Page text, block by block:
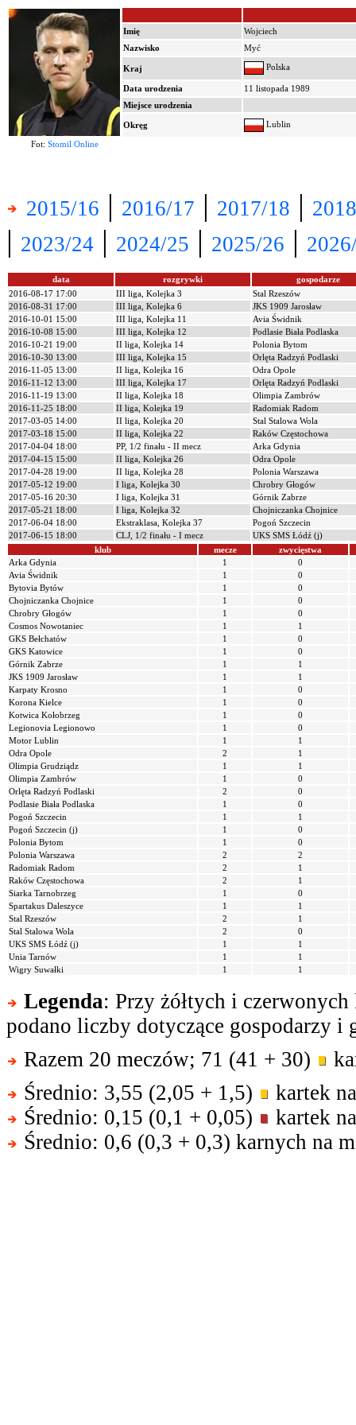
Imię
Wojciech
Nazwisko
Myć
Kraj Polska
Data urodzenia
11 listopada 1989
Miejsce urodzenia
Okręg Lublin
Fot: Stomil Online
2015/16 | 2016/17 | 2017/18 |
| 2023/24 | 2024/25 | 2025/26 |
data rozgrywki
gospodarze
2016-08-17 17:00
III liga, Kolejka 3
Stal Rzeszów
2016-08-31 17:00
III liga, Kolejka 6
JKS 1909 Jarosław
2016-10-01 15:00
III liga, Kolejka 11
Avia Świdnik
2016-10-08 15:00
III liga, Kolejka 12
Podlasie Biała Podlaska
2016-10-21 19:00
II liga, Kolejka 14
Polonia Bytom
2016-10-30 13:00
III liga, Kolejka 15
Orlęta Radzyń Podlaski
2016-11-05 13:00
II liga, Kolejka 16
Odra Opole
2016-11-12 13:00
III liga, Kolejka 17
Orlęta Radzyń Podlaski
2016-11-19 13:00
II liga, Kolejka 18
Olimpia Zambrów
2016-11-25 18:00
II liga, Kolejka 19
Radomiak Radom
2017-03-05 14:00
II liga, Kolejka 20
Stal Stalowa Wola
2017-03-18 15:00
II liga, Kolejka 22
Raków Częstochowa
2017-04-04 18:00
PP, 1/2 finału - II mecz
Arka Gdynia
2017-04-15 15:00
II liga, Kolejka 26
Odra Opole
2017-04-28 19:00
II liga, Kolejka 28
Polonia Warszawa
2017-05-12 19:00
I liga, Kolejka 30
Chrobry Głogów
2017-05-16 20:30
I liga, Kolejka 31
Górnik Zabrze
2017-05-21 18:00
I liga, Kolejka 32
Chojniczanka Chojnice
2017-06-04 18:00
Ekstraklasa, Kolejka 37
Pogoń Szczecin
2017-06-15 18:00
CLJ, 1/2 finału - I mecz
UKS SMS Łódź (j)
klub
mecze
zwycięstwa
Arka Gdynia
1
0
Avia Świdnik
1
0
Bytovia Bytów
1
0
Chojniczanka Chojnice
1
0
Chrobry Głogów
1
0
Cosmos Nowotaniec
1
1
GKS Bełchatów
1
0
GKS Katowice
1
0
Górnik Zabrze
1
1
JKS 1909 Jarosław
1
1
Karpaty Krosno
1
0
Korona Kielce
1
0
Kotwica Kołobrzeg
1
0
Legionovia Legionowo
1
0
Motor Lublin
1
1
Odra Opole
2
1
Olimpia Grudziądz
1
1
Olimpia Zambrów
1
0
Orlęta Radzyń Podlaski
2
0
Podlasie Biała Podlaska
1
0
Pogoń Szczecin
1
1
Pogoń Szczecin (j)
1
0
Polonia Bytom
1
0
Polonia Warszawa
2
2
Radomiak Radom
2
1
Raków Częstochowa
2
1
Siarka Tarnobrzeg
1
0
Spartakus Daleszyce
1
1
Stal Rzeszów
2
1
Stal Stalowa Wola
2
0
UKS SMS Łódź (j)
1
1
Unia Tarnów
1
1
Wigry Suwałki
1 1
Legenda: Przy żółtych i
podano liczby dotyczące gospodarzy i
Razem 20 meczów; 71 (41 + 30)
Średnio: 3,55 (2,05 + 1,5)
kartek
Średnio: 0,15 (0,1 + 0,05)
kartek
Średnio: 0,6 (0,3 + 0,3) karnych na